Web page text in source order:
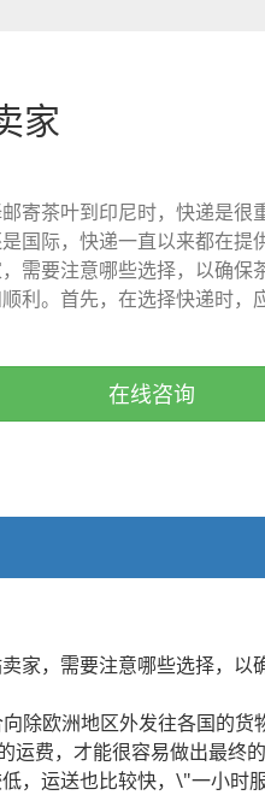
家
寄茶叶到印尼时，快递是很
国际，快递一直以来都在提
需要注意哪些选择，以确保
利。首先，在选择快递时，
在线咨询
，需要注意哪些选择，以
欧洲地区外发往各国的货
费，才能很容易做出最终的
，运送也比较快，\"一小时